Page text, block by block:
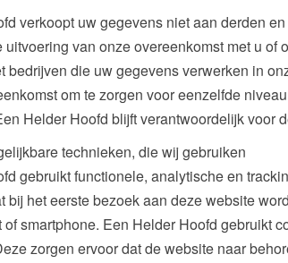
verkoopt uw gegevens niet aan derden
uitvoering van onze overeenkomst met u of
bedrijven die uw gegevens verwerken in
om te zorgen voor eenzelfde
Helder Hoofd blijft verantwoordelijk voor
technieken, die wij gebruiken
gebruikt functionele, analytische en
bij het eerste bezoek aan deze website
of smartphone. Een Helder Hoofd gebruikt
zorgen ervoor dat de website naar